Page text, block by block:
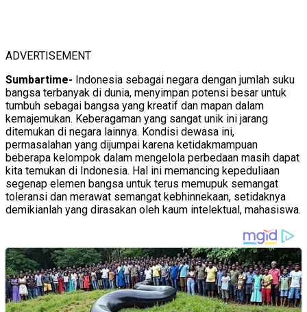
ADVERTISEMENT
Sumbartime- Indonesia sebagai negara dengan jumlah suku
bangsa terbanyak di dunia, menyimpan potensi besar untuk
tumbuh sebagai bangsa yang kreatif dan mapan dalam
kemajemukan. Keberagaman yang sangat unik ini jarang
ditemukan di negara lainnya. Kondisi dewasa ini,
permasalahan yang dijumpai karena ketidakmampuan
beberapa kelompok dalam mengelola perbedaan masih dapat
kita temukan di Indonesia. Hal ini memancing kepeduliaan
segenap elemen bangsa untuk terus memupuk semangat
toleransi dan merawat semangat kebhinnekaan, setidaknya
demikianlah yang dirasakan oleh kaum intelektual, mahasiswa.